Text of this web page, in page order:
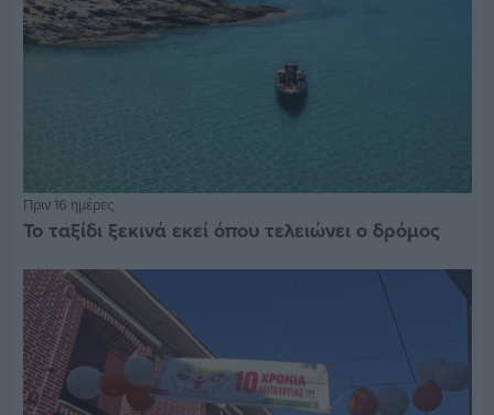
Πριν 16 ημέρες
Το ταξίδι ξεκινά εκεί όπου τελειώνει ο δρόμος